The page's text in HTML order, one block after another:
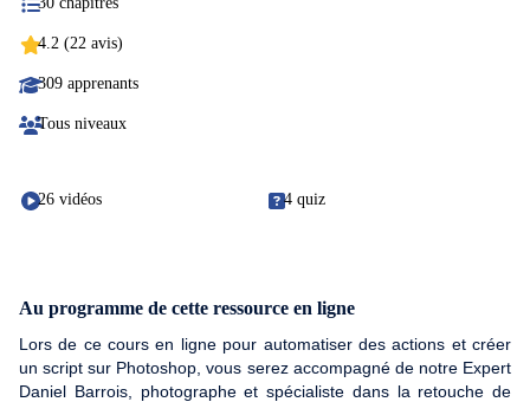
4.2 (22 avis)
309 apprenants
Tous niveaux
26 vidéos 4 quiz
Au programme de cette ressource en ligne
Lors de ce cours en ligne pour automatiser des actions et créer
un script sur Photoshop, vous serez accompagné de notre Expert
Daniel Barrois, photographe et spécialiste dans la retouche de